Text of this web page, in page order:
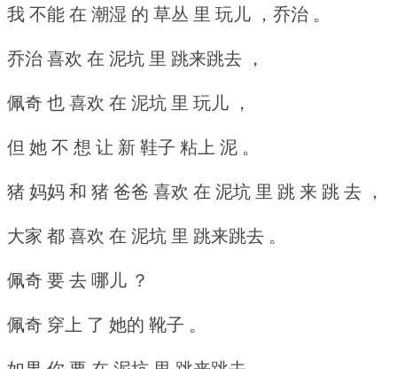
我 不能 在 潮湿 的 草丛 里 玩儿 ，乔治 。
乔治 喜欢 在 泥坑 里 跳来跳去 ，
佩奇 也 喜欢 在 泥坑 里 玩儿 ，
但 她 不 想 让 新 鞋子 粘上 泥 。
猪 妈妈 和 猪 爸爸 喜欢 在 泥坑 里 跳 来 跳 去 ，
大家 都 喜欢 在 泥坑 里 跳来跳去 。
佩奇 要 去 哪儿 ？
佩奇 穿上 了 她的 靴子 。